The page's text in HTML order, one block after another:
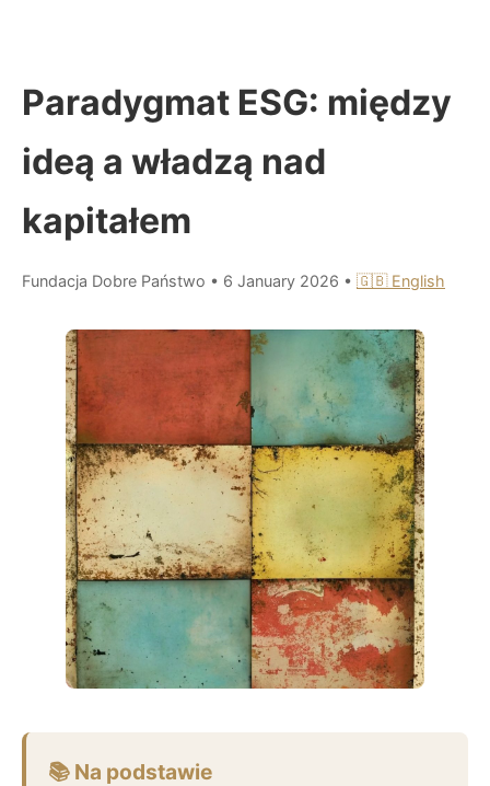
Paradygmat ESG: między
ideą a władzą nad
kapitałem
Fundacja Dobre Państwo • 6 January 2026 • 🇬🇧 English
📚 Na podstawie